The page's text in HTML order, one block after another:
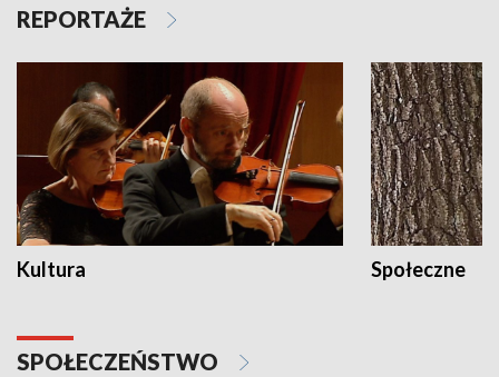
REPORTAŻE
Kultura Społeczne
SPOŁECZEŃSTWO